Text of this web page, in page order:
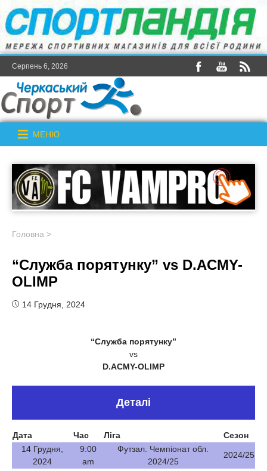
Серпень 6, 2026
МЕНЮ
Головна >
“Служба порятунку” vs D.ACMY-
OLIMP
14 Грудня, 2024
“Служба порятунку”
vs
D.ACMY-OLIMP
Деталі
Дата Час Ліга
Сезон
14 Грудня,
2024
9:00
am
Футзал. Чемпіонат обл.
2024/25
2024/25